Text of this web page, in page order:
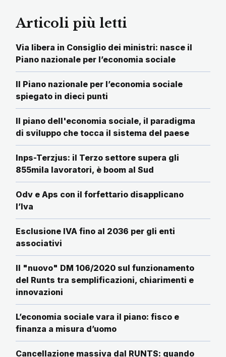
Articoli più letti
Via libera in Consiglio dei ministri: nasce il
Piano nazionale per l’economia sociale
Il Piano nazionale per l’economia sociale
spiegato in dieci punti
Il piano dell'economia sociale, il paradigma
di sviluppo che tocca il sistema del paese
Inps-Terzjus: il Terzo settore supera gli
855mila lavoratori, è boom al Sud
Odv e Aps con il forfettario disapplicano
l’Iva
Esclusione IVA fino al 2036 per gli enti
associativi
Il "nuovo" DM 106/2020 sul funzionamento
del Runts tra semplificazioni, chiarimenti e
innovazioni
L’economia sociale vara il piano: fisco e
finanza a misura d’uomo
Cancellazione massiva dal RUNTS: quando